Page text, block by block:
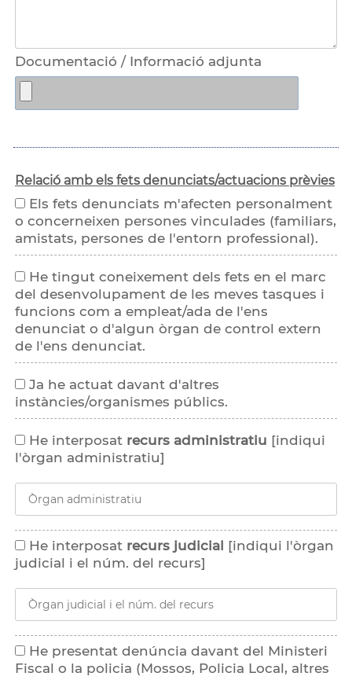
Documentació / Informació adjunta
Relació amb els fets denunciats/actuacions prèvies
Els fets denunciats m'afecten personalment
o concerneixen persones vinculades (familiars,
amistats, persones de l'entorn professional).
He tingut coneixement dels fets en el marc
del desenvolupament de les meves tasques i
funcions com a empleat/ada de l'ens
denunciat o d'algun òrgan de control extern
de l'ens denunciat.
Ja he actuat davant d'altres
instàncies/organismes públics.
He interposat recurs administratiu [indiqui
l'òrgan administratiu]
He interposat recurs judicial [indiqui l'òrgan
judicial i el núm. del recurs]
He presentat denúncia davant del Ministeri
Fiscal o la policia (Mossos, Policia Local, altres